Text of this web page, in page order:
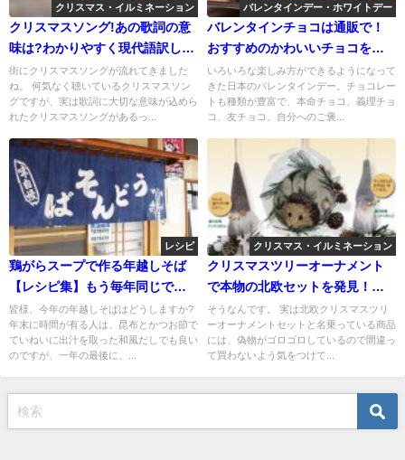
クリスマス・イルミネーション
クリスマスソング!あの歌詞の意
味は?わかりやすく現代語訳して
みた
街にクリスマスソングが流れてきました
ね。 何気なく聴いているクリスマスソン
グですが、実は歌詞に大切な意味が込めら
れたクリスマスソングがあるっ...
バレンタインデー・ホワイトデー
バレンタインチョコは通販で！
おすすめのかわいいチョコをご
紹介
いろいろな楽しみ方ができるようになって
きた日本のバレンタインデー。チョコレー
トも種類が豊富で、本命チョコ、義理チョ
コ、友チョコ、自分へのご褒...
レシピ
鶏がらスープで作る年越しそば
【レシピ集】もう毎年同じでし
ょとは言わせません！
皆様、今年の年越しそばはどうしますか?
年末に時間が有る人は、昆布とかつお節で
ていねいに出汁を取った和風だしでも良い
のですが、一年の最後に、...
クリスマス・イルミネーション
クリスマスツリーオーナメント
で本物の北欧セットを発見！つ
いに日本上陸!
そうなんです。 実は北欧クリスマスツリ
ーオーナメントセットと名乗っている商品
には、偽物がゴロゴロしているので間違っ
て買わないよう気をつけて...